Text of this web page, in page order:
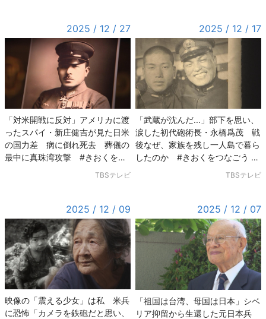
2025 / 12 / 27
「対米開戦に反対」アメリカに渡
ったスパイ・新庄健吉が見た日米
の国力差 病に倒れ死去 葬儀の
最中に真珠湾攻撃 #きおくをつ
TBSテレビ
2025 / 12 / 17
「武蔵が沈んだ...」部下を思い、
涙した初代砲術長・永橋爲茂 戦
後なぜ、家族を残し一人島で暮ら
したのか #きおくをつなごう #
TBSテレビ
2025 / 12 / 09
映像の「震える少女」は私 米兵
に恐怖「カメラを鉄砲だと思い、
2025 / 12 / 07
「祖国は台湾、母国は日本」シベ
リア抑留から生還した元日本兵